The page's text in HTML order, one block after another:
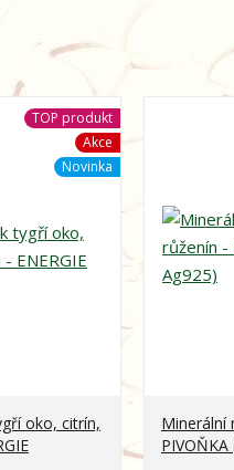
TOP produkt
Akce
Novinka
oko, citrín,
Minerální